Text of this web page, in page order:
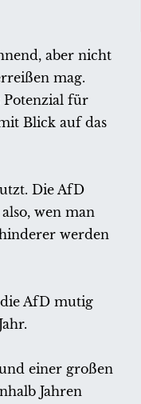
aber nicht
mag.
Potenzial für
Blick auf das
Die AfD
wen man
werden
die AfD mutig
einer großen
Jahren